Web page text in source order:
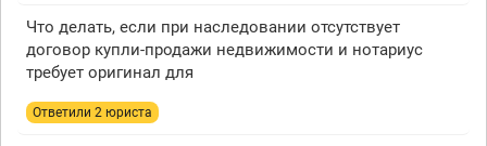
Что делать, если при наследовании отсутствует
договор купли-продажи недвижимости и нотариус
требует оригинал для
Ответили 2 юристa